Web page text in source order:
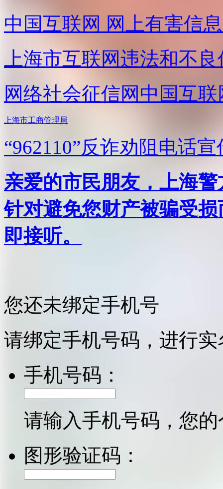
中国互联网 网上有害信
上海市互联网违法和不
网络社会征信网 中国互
上海市工商管理局
“962110”反诈劝阻电话宣
亲爱的市民朋友，上海
针对避免您财产被骗受
即接听。
您还未绑定手机号
请绑定手机号码，进行
手机号码：
请输入手机号码，您
图形验证码：